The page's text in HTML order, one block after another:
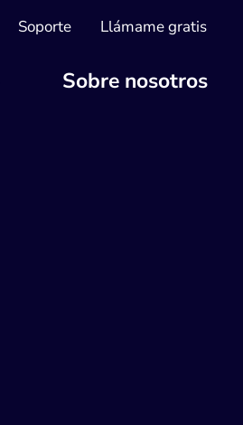
Soporte Llámame gratis
Sobre nosotros